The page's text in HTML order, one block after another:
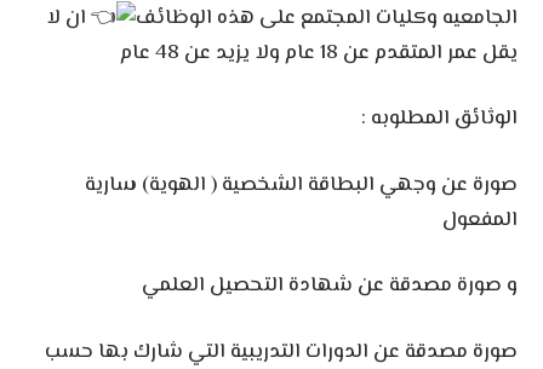
الجامعيه وكليات المجتمع على هذه الوظائف
ان لا
يقل عمر المتقدم عن 18 عام ولا يزيد عن 48 عام
الوثائق المطلوبه :
صورة عن وجهي البطاقة الشخصية ( الهوية) سارية
المفعول
و صورة مصدقة عن شهادة التحصيل العلمي
صورة مصدقة عن الدورات التدريبية التي شارك بها حسب